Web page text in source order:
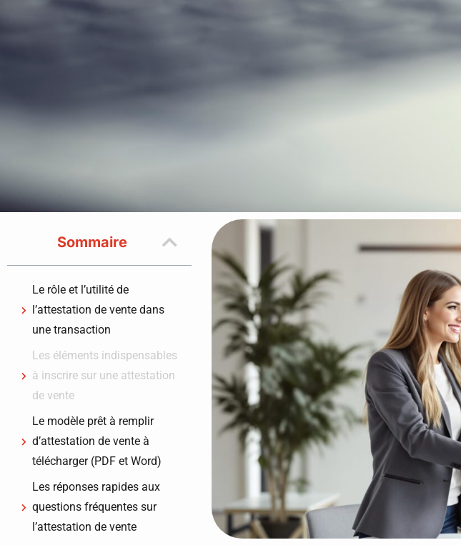
Sommaire
Le rôle et l’utilité de
l’attestation de vente dans
une transaction
Les éléments indispensables
à inscrire sur une attestation
de vente
Le modèle prêt à remplir
d’attestation de vente à
télécharger (PDF et Word)
Les réponses rapides aux
questions fréquentes sur
l’attestation de vente